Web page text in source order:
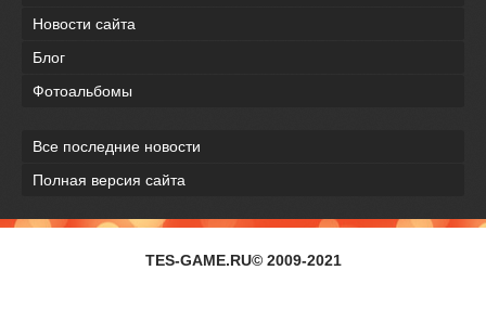
Новости сайта
Блог
Фотоальбомы
Все последние новости
Полная версия сайта
TES-GAME.RU© 2009-2021